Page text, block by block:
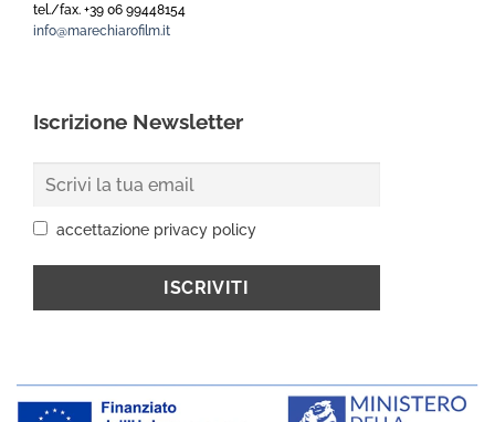
tel./fax. +39 06 99448154
info@marechiarofilm.it
Iscrizione Newsletter
accettazione privacy policy